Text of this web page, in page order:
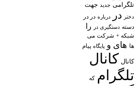
تلگرامی جدید جهت
دختر در درباره در در
دسته دستگیری در را
شبکه + شرکت می
ها های و پایگاه پیام
کانال کانال
تلگرام که